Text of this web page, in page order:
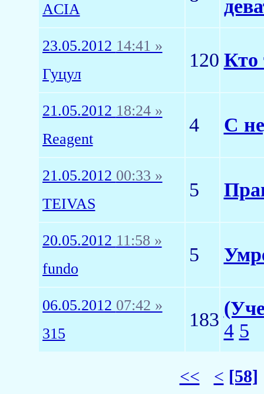
ACIA
23.05.2012 14:41 »
Гуцул
120 Кто
21.05.2012 18:24 »
Reagent
4 С
21.05.2012 00:33 »
TEIVAS
5
20.05.2012 11:58 »
fundo
5
06.05.2012 07:42 »
315
183
4 5
<< < [58]